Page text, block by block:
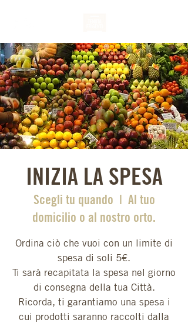
INIZIA LA SPESA
Scegli tu quando
  |
Al tuo
domicilio o al nostro orto.
Ordina ciò che vuoi con un limite di
spesa di soli 5€.
Ti sarà recapitata la spesa nel giorno
di consegna della tua Città.
Ricorda, ti garantiamo una spesa i
cui prodotti saranno raccolti dalla